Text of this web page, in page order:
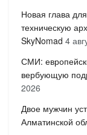
Новая глава
техническую
SkyNomad 4
СМИ:
вербующую
2026
Двое мужчин
Алматинской